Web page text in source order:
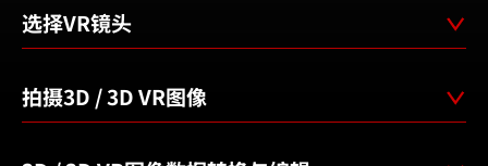
选择VR镜头
拍摄3D / 3D VR图像